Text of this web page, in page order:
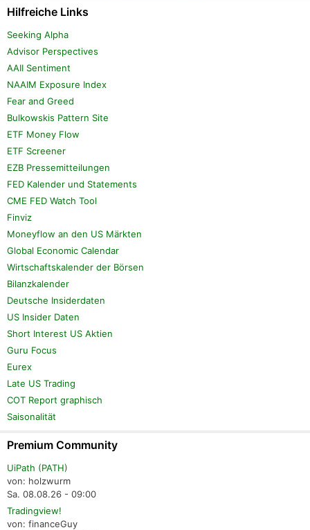
Hilfreiche Links
Seeking Alpha
Advisor Perspectives
AAII Sentiment
NAAIM Exposure Index
Fear and Greed
Bulkowskis Pattern Site
ETF Money Flow
ETF Screener
EZB Pressemitteilungen
FED Kalender und Statements
CME FED Watch Tool
Finviz
Moneyflow an den US Märkten
Global Economic Calendar
Wirtschaftskalender der Börsen
Bilanzkalender
Deutsche Insiderdaten
US Insider Daten
Short Interest US Aktien
Guru Focus
Eurex
Late US Trading
COT Report graphisch
Saisonalität
Premium Community
UiPath (PATH)
von: holzwurm
Sa. 08.08.26 - 09:00
Tradingview!
von: financeGuy